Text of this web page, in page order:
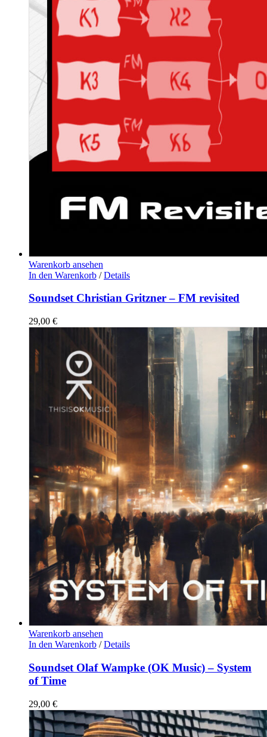
Warenkorb ansehen
In den Warenkorb / Details
Soundset Christian Gritzner – FM revisited
29,00 €
Warenkorb ansehen
In den Warenkorb / Details
Soundset Olaf Wampke (OK Music) – System
of Time
29,00 €